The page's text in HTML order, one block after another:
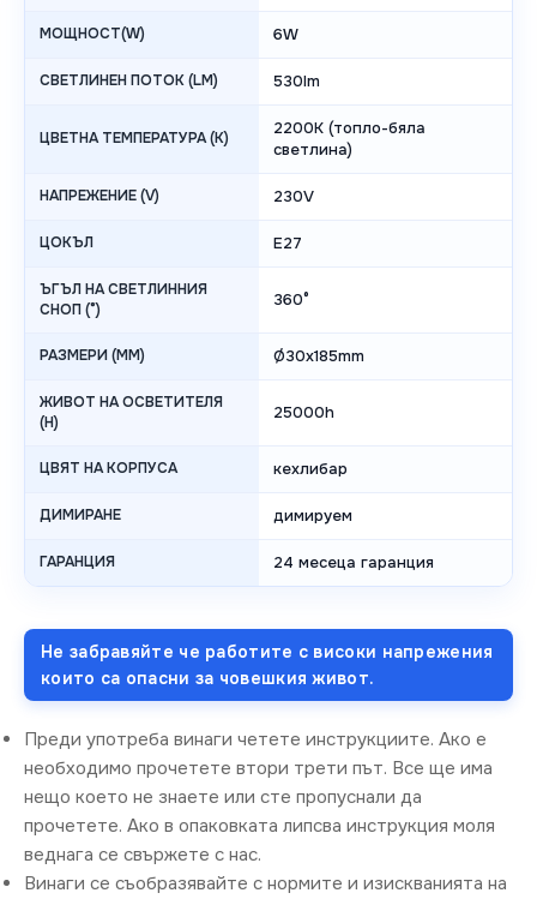
МОЩНОСТ(W) 6W
СВЕТЛИНЕН ПОТОК (LM) 530lm
ЦВЕТНА ТЕМПЕРАТУРА (K)
2200K (топло-бяла
светлина)
НАПРЕЖЕНИЕ (V) 230V
ЦОКЪЛ E27
ЪГЪЛ НА СВЕТЛИННИЯ
СНОП (°)
360°
РАЗМЕРИ (MM) Ø30x185mm
ЖИВОТ НА ОСВЕТИТЕЛЯ
(H)
25000h
ЦВЯТ НА КОРПУСА кехлибар
ДИМИРАНЕ димируем
ГАРАНЦИЯ 24 месеца гаранция
Не забравяйте че работите с високи напрежения
които са опасни за човешкия живот.
Преди употреба винаги четете инструкциите. Ако е
необходимо прочетете втори трети път. Все ще има
нещо което не знаете или сте пропуснали да
прочетете. Ако в опаковката липсва инструкция моля
веднага се свържете с нас.
Винаги се съобразявайте с нормите и изискванията на